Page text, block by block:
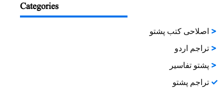
Categories
اصلاحی کتب پشتو
تراجم اردو
پشتو تفاسیر
تراجم پشتو